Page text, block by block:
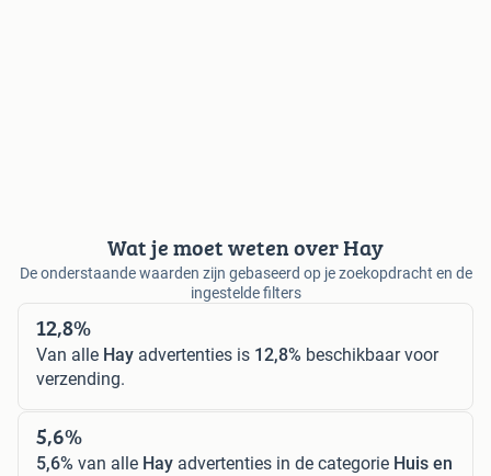
Wat je moet weten over Hay
De onderstaande waarden zijn gebaseerd op je zoekopdracht en de
ingestelde filters
12,8%
Van alle Hay advertenties is 12,8% beschikbaar voor
verzending.
5,6%
5,6% van alle Hay advertenties in de categorie Huis en